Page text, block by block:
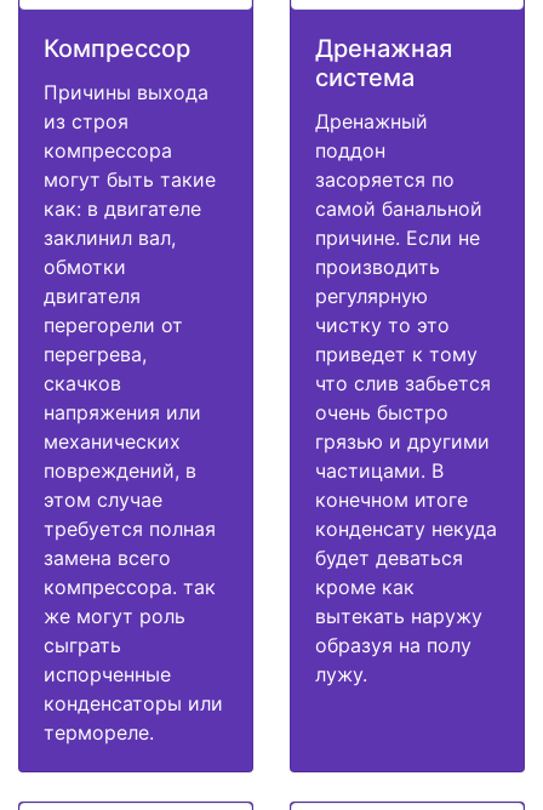
Компрессор
Причины выхода
из строя
компрессора
могут быть такие
как: в двигателе
заклинил вал,
обмотки
двигателя
перегорели от
перегрева,
скачков
напряжения или
механических
повреждений, в
этом случае
требуется полная
замена всего
компрессора. так
же могут роль
сыграть
испорченные
конденсаторы или
термореле.
Дренажная
система
Дренажный
поддон
засоряется по
самой банальной
причине. Если не
производить
регулярную
чистку то это
приведет к тому
что слив забьется
очень быстро
грязью и другими
частицами. В
конечном итоге
конденсату некуда
будет деваться
кроме как
вытекать наружу
образуя на полу
лужу.